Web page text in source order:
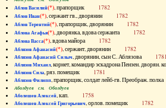
Аблов Василий(*), прапорщик 1782
Аблов Иван(*), сержант гв., дворянин 1782
Аблов Терентий(*), прапорщик, дворянин 1782
Аблова Агафья(*), дворянка, вдова сержанта 1782
Аблова Васса(*), вдова майора 1782
Аблязов Афанасий(*), сержант, дворянин 1782
Аблязов Афанасий Силыч, дворянин, сын С. Аблязова 1781
Аблязов Михаил, корнет, командир эскадрона Пензен.
Аблязов Сила, ряз. помещик 1781
Аблязов Филипп, прапорщик, солдат лейб-гв. Преображ.
Аболдуев см. Оболдуев
Аболешев Алексей, кап. 1758
Аболешев Алексей Григорьевич, орлов. помещик 1782